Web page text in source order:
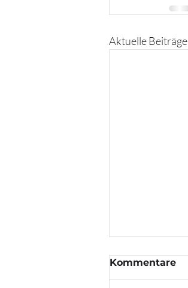
Aktuelle Beiträge
Kommentare